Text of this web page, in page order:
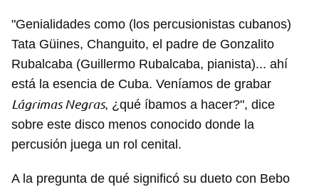
Guardar como favorito
Para poder guardar como favorito, primero has de
iniciar sesión con tu cuenta de 14ymedio.
INICIAR SESIÓN CANCELAR
"Genialidades como (los percusionistas cubanos)
Tata Güines, Changuito, el padre de Gonzalito
Rubalcaba (Guillermo Rubalcaba, pianista)... ahí
está la esencia de Cuba. Veníamos de grabar
Lágrimas Negras, ¿qué íbamos a hacer?", dice
sobre este disco menos conocido donde la
percusión juega un rol cenital.
A la pregunta de qué significó su dueto con Bebo